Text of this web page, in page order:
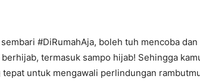
sembari #DiRumahAja, boleh tuh mencoba
termasuk sampo hijab! Sehingga
untuk mengawali perlindungan